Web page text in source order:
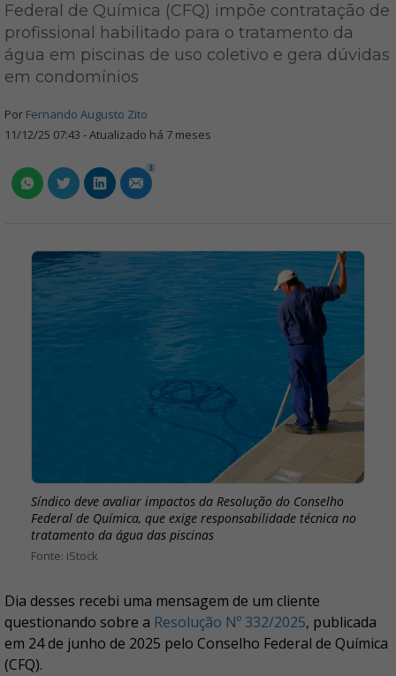
Federal de Química (CFQ) impõe contratação de
profissional habilitado para o tratamento da
água em piscinas de uso coletivo e gera dúvidas
em condomínios
Por Fernando Augusto Zito
11/12/25 07:43 - Atualizado há 7 meses
3
Síndico deve avaliar impactos da Resolução do Conselho
Federal de Química, que exige responsabilidade técnica no
tratamento da água das piscinas
iStock
Dia desses recebi uma mensagem de um cliente
questionando sobre a Resolução Nº 332/2025, publicada
em 24 de junho de 2025 pelo Conselho Federal de Química
(CFQ).